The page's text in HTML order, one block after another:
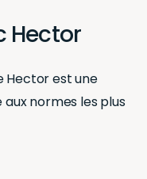
Hector
Hector est une
normes les plus